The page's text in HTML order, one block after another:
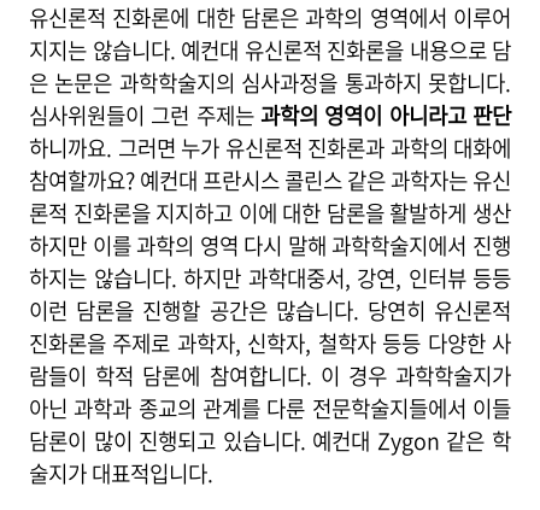
유신론적 진화론에 대한 담론은 과학의 영역에서 이루어
지지는 않습니다. 예컨대 유신론적 진화론을 내용으로 담
은 논문은 과학학술지의 심사과정을 통과하지 못합니다.
심사위원들이 그런 주제는과학의 영역이 아니라고 판단
하니까요. 그러면 누가 유신론적 진화론과 과학의 대화에
참여할까요? 예컨대 프란시스 콜린스 같은 과학자는 유신
론적 진화론을 지지하고 이에 대한 담론을 활발하게 생산
하지만 이를 과학의 영역 다시 말해 과학학술지에서 진행
하지는 않습니다. 하지만 과학대중서, 강연, 인터뷰 등등
이런 담론을 진행할 공간은 많습니다. 당연히 유신론적
진화론을 주제로 과학자, 신학자, 철학자 등등 다양한 사
람들이 학적 담론에 참여합니다. 이 경우 과학학술지가
아닌 과학과 종교의 관계를 다룬 전문학술지들에서 이들
담론이 많이 진행되고 있습니다. 예컨대 Zygon 같은 학
술지가 대표적입니다.